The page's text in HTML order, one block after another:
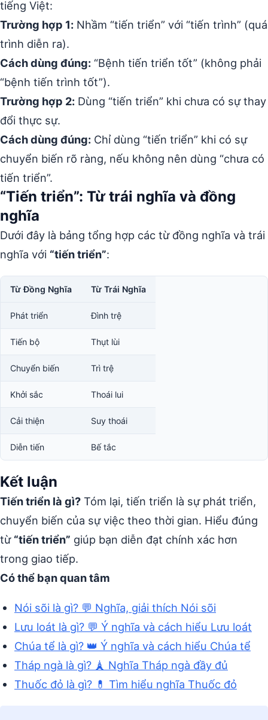
tiếng Việt:
Trường hợp 1: Nhầm “tiến triển” với “tiến trình” (quá
trình diễn ra).
Cách dùng đúng: “Bệnh tiến triển tốt” (không phải
“bệnh tiến trình tốt”).
Trường hợp 2: Dùng “tiến triển” khi chưa có sự thay
đổi thực sự.
Cách dùng đúng: Chỉ dùng “tiến triển” khi có sự
chuyển biến rõ ràng, nếu không nên dùng “chưa có
tiến triển”.
“Tiến triển”: Từ trái nghĩa và đồng
nghĩa
Dưới đây là bảng tổng hợp các từ đồng nghĩa và trái
nghĩa với “tiến triển”:
Từ Đồng Nghĩa Từ Trái Nghĩa
Phát triển Đình trệ
Tiến bộ Thụt lùi
Chuyển biến Trì trệ
Khởi sắc Thoái lui
Cải thiện Suy thoái
Diễn tiến Bế tắc
Kết luận
Tiến triển là gì? Tóm lại, tiến triển là sự phát triển,
chuyển biến của sự việc theo thời gian. Hiểu đúng
từ “tiến triển” giúp bạn diễn đạt chính xác hơn
trong giao tiếp.
Có thể bạn quan tâm
Nói sõi là gì? 💬 Nghĩa, giải thích Nói sõi
Lưu loát là gì? 💬 Ý nghĩa và cách hiểu Lưu loát
Chúa tể là gì? 👑 Ý nghĩa và cách hiểu Chúa tể
Tháp ngà là gì? 🗼 Nghĩa Tháp ngà đầy đủ
Thuốc đỏ là gì? 💊 Tìm hiểu nghĩa Thuốc đỏ